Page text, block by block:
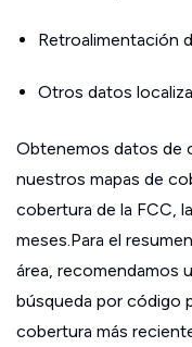
Retroalimentación
Otros datos
Obtenemos datos de
nuestros mapas de
cobertura de la FCC,
meses.Para el
área, recomendamos
búsqueda por código
cobertura más